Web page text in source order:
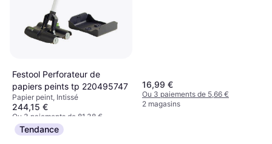
Festool Perforateur de
papiers peints tp 220495747
Papier peint, Intissé
244,15 €
Ou 3 paiements de 81,38 €
9 magasins
16,99 €
Ou 3 paiements de 5,66 €
2 magasins
Tendance